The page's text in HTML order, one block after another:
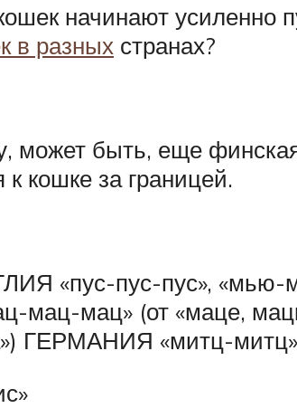
начинают усиленно
в разных странах?
может быть, еще
кошке за границей.
«пус-пус-пус»,
мац» (от «маце,
ГЕРМАНИЯ «митц-